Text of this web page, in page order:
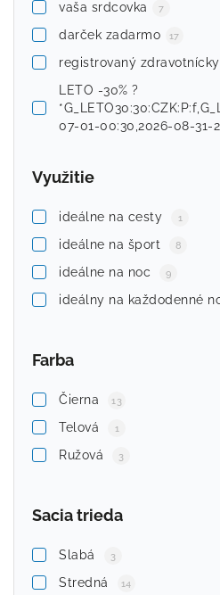
vaša srdcovka 7
darček zadarmo 17
registrovaný
LETO -30% ?
07-01-00:30,2026-08-31-
Využitie
ideálne na cesty 1
ideálne na šport 8
ideálne na noc 9
ideálny na každodenné
Farba
Čierna 13
Telová 1
Ružová 3
Sacia trieda
Slabá 3
Stredná 14